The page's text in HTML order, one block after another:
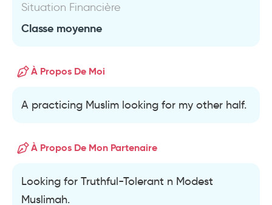
Situation Financière
Classe moyenne
À Propos De Moi
A practicing Muslim looking for my other half.
À Propos De Mon Partenaire
Looking for Truthful-Tolerant n Modest
Muslimah.